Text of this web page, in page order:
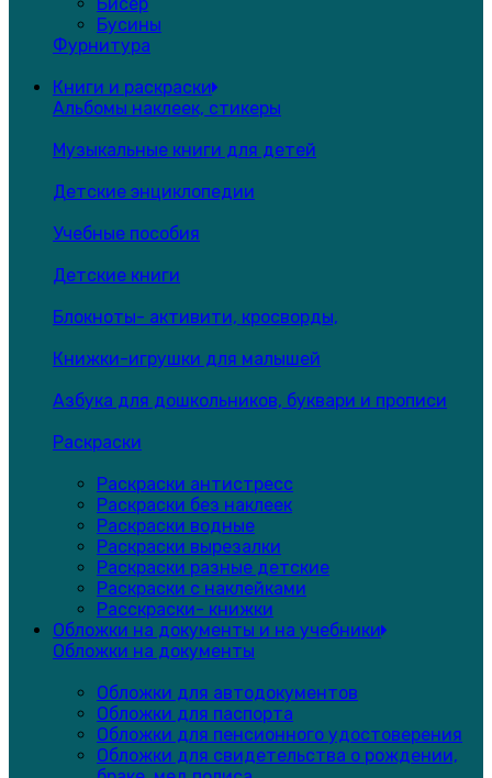
Бусины
Фурнитура
Книги и раскраски
Альбомы наклеек, стикеры
Музыкальные книги для детей
Детские энциклопедии
Учебные пособия
Детские книги
Блокноты- активити, кросворды,
Книжки-игрушки для малышей
Азбука для дошкольников, буквари и прописи
Раскраски
Раскраски антистресс
Раскраски без наклеек
Раскраски водные
Раскраски вырезалки
Раскраски разные детские
Раскраски с наклейками
Расскраски- книжки
Обложки на документы и на учебники
Обложки на документы
Обложки для автодокументов
Обложки для паспорта
Обложки для пенсионного удостоверения
Обложки для свидетельства о рождении,